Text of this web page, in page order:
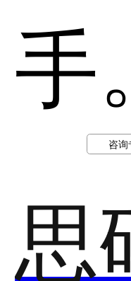
手。
咨
思